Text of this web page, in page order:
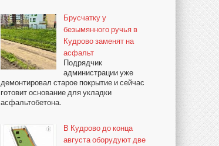
Брусчатку у
безымянного ручья в
Кудрово заменят на
асфальт
Подрядчик
администрации уже
демонтировал старое покрытие и сейчас
готовит основание для укладки
асфальтобетона.
В Кудрово до конца
августа оборудуют две